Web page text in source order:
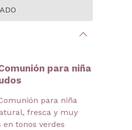
para niña
para niña
fresca y muy
tonos verdes